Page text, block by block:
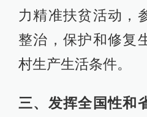
力精准扶贫活动，
整治，保护和修复
村生产生活条件。
三、发挥全国性和